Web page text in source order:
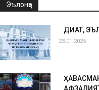
Эълонҳо
ДИҚҚАТ,
23.01.2025